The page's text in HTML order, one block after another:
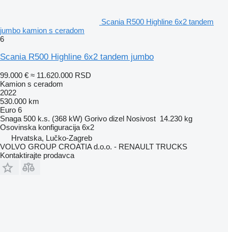
Scania R500 Highline 6x2 tandem
jumbo kamion s ceradom
6
Scania R500 Highline 6x2 tandem jumbo
99.000 € ≈ 11.620.000 RSD
Kamion s ceradom
2022
530.000 km
Euro 6
Snaga 500 k.s. (368 kW) Gorivo dizel Nosivost 14.230 kg
Osovinska konfiguracija 6x2
Hrvatska, Lučko-Zagreb
VOLVO GROUP CROATIA d.o.o. - RENAULT TRUCKS
Kontaktirajte prodavca